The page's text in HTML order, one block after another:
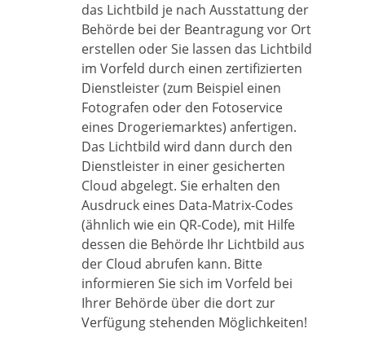
das Lichtbild je nach Ausstattung der
Behörde bei der Beantragung vor Ort
erstellen oder Sie lassen das Lichtbild
im Vorfeld durch einen zertifizierten
Dienstleister (zum Beispiel einen
Fotografen oder den Fotoservice
eines Drogeriemarktes) anfertigen.
Das Lichtbild wird dann durch den
Dienstleister in einer gesicherten
Cloud abgelegt. Sie erhalten den
Ausdruck eines Data-Matrix-Codes
(ähnlich wie ein QR-Code), mit Hilfe
dessen die Behörde Ihr Lichtbild aus
der Cloud abrufen kann. Bitte
informieren Sie sich im Vorfeld bei
Ihrer Behörde über die dort zur
Verfügung stehenden Möglichkeiten!